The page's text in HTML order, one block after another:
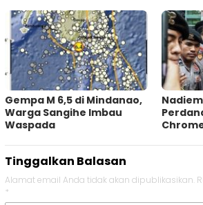
Gempa M 6,5 di Mindanao,
Warga Sangihe Imbau
Waspada
Tinggalkan Balasan
Alamat email Anda tidak akan dipublikasikan.
*